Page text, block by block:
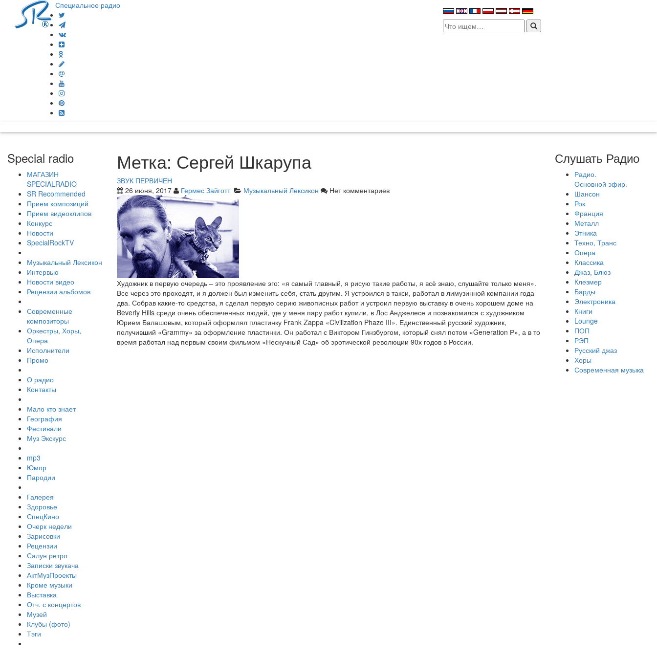
Специальное радио
Search
for:
Special radio
МАГАЗИН
SPECIALRADIO
SR Recommended
Прием композиций
Прием видеоклипов
Конкурс
Новости
SpecialRockTV
Музыкальный Лексикон
Интервью
Новости видео
Рецензии альбомов
Современные
композиторы
Оркестры, Хоры,
Опера
Исполнители
Промо
О радио
Контакты
Мало кто знает
География
Фестивали
Муз Экскурс
mp3
Юмор
Пародии
Галерея
Здоровье
СпецКино
Очерк недели
Зарисовки
Рецензии
Салун ретро
Записки звукача
АктМузПроекты
Кроме музыки
Выставка
Отч. с концертов
Музей
Клубы (фото)
Тэги
Метка: Сергей Шкарупа
ЗВУК ПЕРВИЧЕН
26 июня, 2017
Гермес Зайготт Музыкальный Лексикон Нет комментариев
Художник в первую очередь – это проявление эго: «я самый главный, я рисую такие работы, я всё знаю, слушайте только меня».
Все через это проходят, и я должен был изменить себя, стать другим. Я устроился в такси, работал в лимузинной компании года
два. Собрав какие-то средства, я сделал первую серию живописных работ и устроил первую выставку в очень хорошем доме на
Beverly Hills среди очень обеспеченных людей, где у меня пару работ купили, в Лос Анджелесе и познакомился с художником
Юрием Балашовым, который оформлял пластинку Frank Zappa «Civilization Phaze III». Единственный русский художник,
получивший «Grammy» за оформление пластинки. Он работал с Виктором Гинзбургом, который снял потом «Generation Р», а в то
время работал над первым своим фильмом «Нескучный Сад» об эротической революции 90х годов в России.
Слушать Радио
Радио.
Основной эфир.
Шансон
Рок
Франция
Металл
Этника
Техно, Транс
Опера
Классика
Джаз, Блюз
Клезмер
Барды
Электроника
Книги
Lounge
ПОП
РЭП
Русский джаз
Хоры
Современная музыка